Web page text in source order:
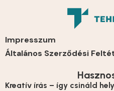
Impresszum
Általános Szerződési
Kreatív írás – így csináld